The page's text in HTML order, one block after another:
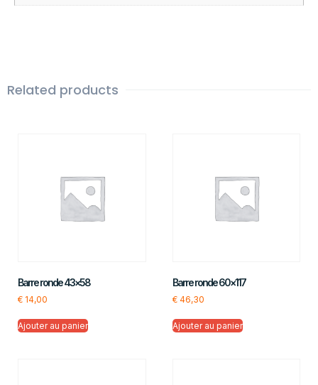
Related products
Barre ronde 43×58
€ 14,00
Ajouter au panier
Barre ronde 60×117
€46,30
Ajouter au panier